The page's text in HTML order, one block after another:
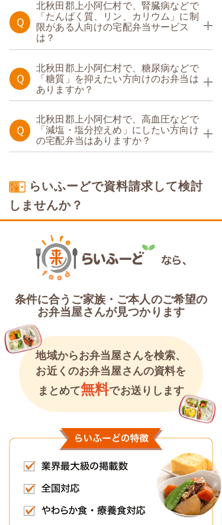
Ｑ
北秋田郡上小阿仁村で、腎臓病などで
「たんぱく質、リン、カリウム」に制
限がある人向けの宅配弁当サービス
は？
Ｑ
北秋田郡上小阿仁村で、糖尿病などで
「糖質」を抑えたい方向けのお弁当は
ありますか？
Ｑ
北秋田郡上小阿仁村で、高血圧などで
「減塩・塩分控えめ」にしたい方向け
の宅配弁当はありますか？
らいふーどで資料請求して検討
しませんか？
条件に合うご家族・ご本人のご希望の
お弁当屋さんが見つかります
地域からお弁当屋さんを検索、
お近くのお弁当屋さんの資料を
まとめて無料でお送りします